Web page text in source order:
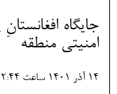
جایگاه
امنیتی منطقه‌
14 آذر 1401 ساعت 12:44